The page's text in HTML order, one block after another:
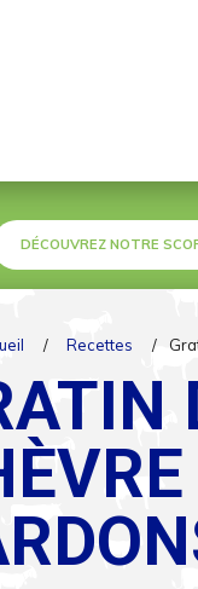
DÉCOUVREZ NOTRE
/ Recettes /